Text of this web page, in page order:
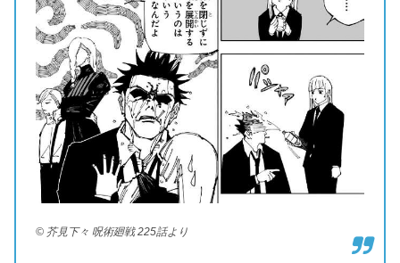
© 芥見下々 呪術廻戦 225話より